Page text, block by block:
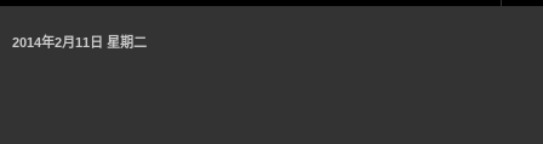
2014年2月11日 星期二